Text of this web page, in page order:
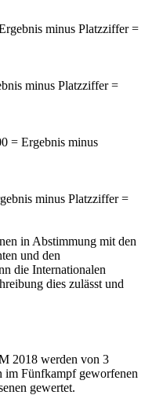
minus Platzziffer =
minus Platzziffer =
= Ergebnis minus
minus Platzziffer =
in Abstimmung mit den
und den
die Internationalen
dies zulässt und
2018 werden von 3
im Fünfkampf geworfenen
gewertet.